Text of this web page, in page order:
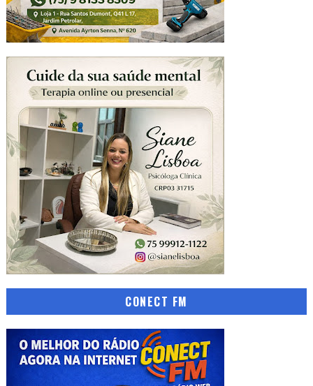
CONECT FM